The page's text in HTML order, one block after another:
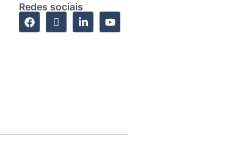
Redes sociais